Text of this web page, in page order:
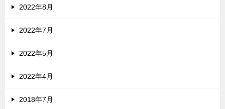
2022年8月
2022年7月
2022年5月
2022年4月
2018年7月